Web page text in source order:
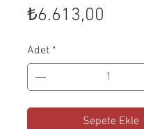
₺6.613,00
Adet *
Sepete Ekle